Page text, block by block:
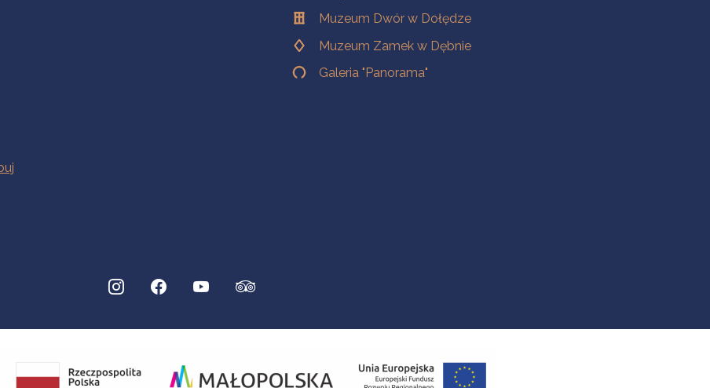
Muzeum Dwór w Dołędze
Muzeum Zamek w Dębnie
Galeria "Panorama"